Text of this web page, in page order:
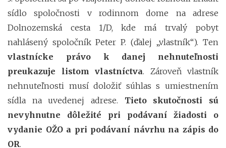
sídlo spoločnosti v rodinnom dome na adrese
Dolnozemská cesta 1/D, kde má trvalý pobyt
nahlásený spoločník Peter P. (ďalej „vlastník“). Ten
vlastnícke právo k danej nehnuteľnosti
preukazuje listom vlastníctva. Zároveň vlastník
nehnuteľnosti musí doložiť súhlas s umiestnením
sídla na uvedenej adrese. Tieto skutočnosti sú
nevyhnutne dôležité pri podávaní žiadosti o
vydanie OŽO a pri podávaní návrhu na zápis do
OR.